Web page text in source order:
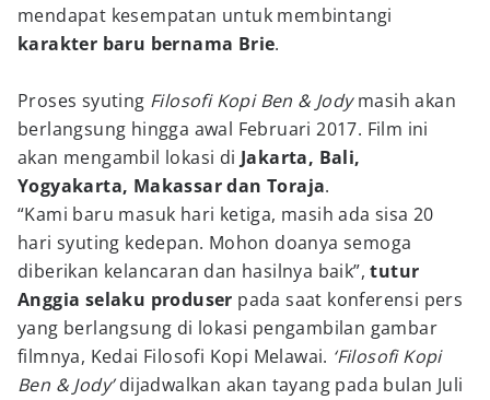
mendapat kesempatan untuk membintangi
karakter baru bernama Brie.
Proses syuting Filosofi Kopi Ben & Jodymasih akan
berlangsung hingga awal Februari 2017. Film ini
akan mengambil lokasi di Jakarta, Bali,
Yogyakarta, Makassar dan Toraja.
“Kami baru masuk hari ketiga, masih ada sisa 20
hari syuting kedepan. Mohon doanya semoga
diberikan kelancaran dan hasilnya baik”,tutur
Anggia selaku produser pada saat konferensi pers
yang berlangsung di lokasi pengambilan gambar
filmnya, Kedai Filosofi Kopi Melawai. ‘Filosofi Kopi
Ben & Jody’dijadwalkan akan tayang pada bulan Juli